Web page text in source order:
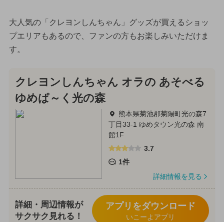
大人気の「クレヨンしんちゃん」グッズが買えるショッ
プエリアもあるので、ファンの方もお楽しみいただけま
す。
クレヨンしんちゃん オラの あそべる
ゆめぱ～く光の森
熊本県菊池郡菊陽町光の森7
丁目33-1 ゆめタウン光の森 南
館1F
3.7
1件
詳細情報を見る
詳細・周辺情報が
サクサク見れる！
アプリをダウンロード
いこーよアプリ